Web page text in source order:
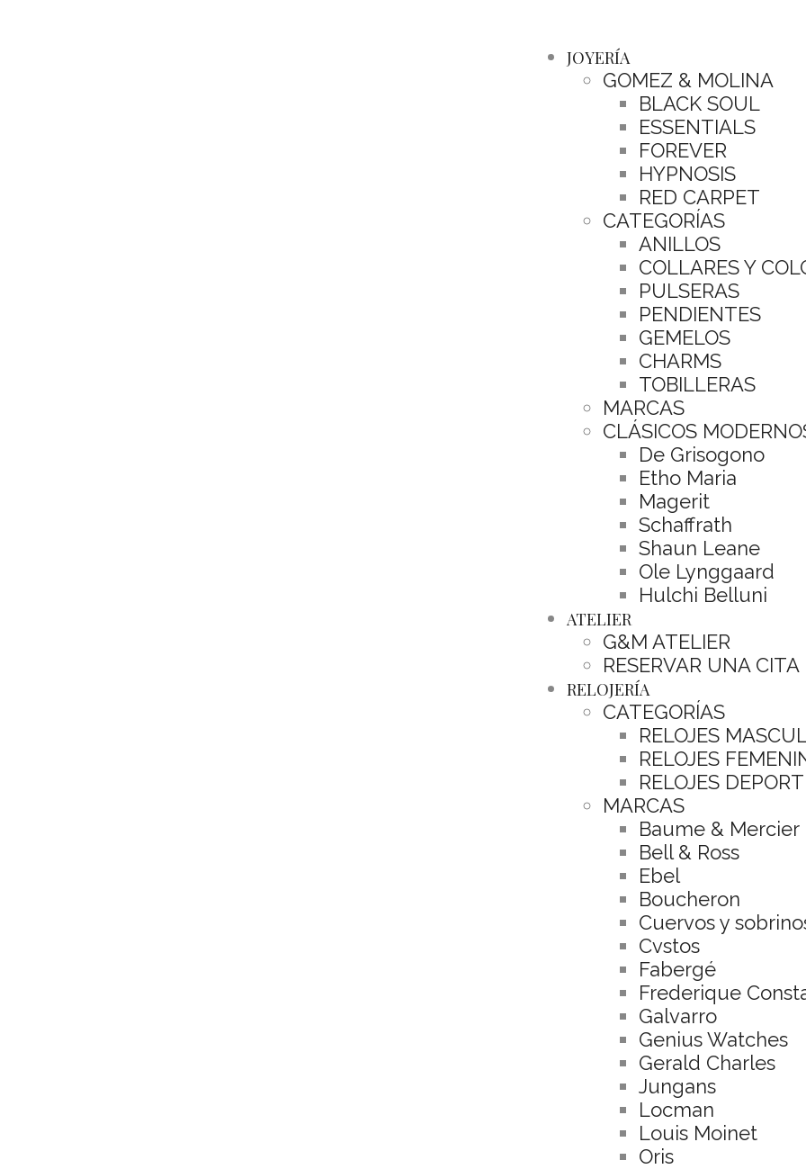
JOYERÍA
GOMEZ & MOLINA
BLACK SOUL
ESSENTIALS
FOREVER
HYPNOSIS
RED CARPET
CATEGORÍAS
ANILLOS
COLLARES Y
PULSERAS
PENDIENTES
GEMELOS
CHARMS
TOBILLERAS
MARCAS
CLÁSICOS
De Grisogono
Etho Maria
Magerit
Schaffrath
Shaun Leane
Ole Lynggaard
Hulchi Belluni
ATELIER
G&M ATELIER
RESERVAR UNA CITA
RELOJERÍA
CATEGORÍAS
RELOJES
RELOJES
RELOJES
MARCAS
Baume & Mercier
Bell & Ross
Ebel
Boucheron
Cuervos y
Cvstos
Fabergé
Frederique
Galvarro
Genius Watches
Gerald Charles
Jungans
Locman
Louis Moinet
Oris